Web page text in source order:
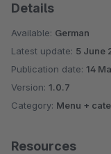
Lagerbestand
Merkzettel
Zubehör-Tab neben
Sidebar auf
Nur aktive
Details
Available: German
Latest update: 5 June
Publication date: 14
Version: 1.0.7
Category: Menu +
Resources